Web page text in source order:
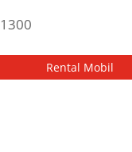
1300
Rental Mobil